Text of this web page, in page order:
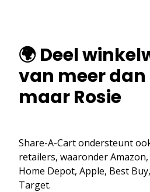
🌍 Deel
van meer dan
maar Rosie
Share-A-Cart ondersteunt
retailers, waaronder
Home Depot, Apple, Best
Target.